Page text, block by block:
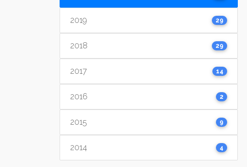
2019 29
2018 29
2017 14
2016 2
2015 9
2014 4